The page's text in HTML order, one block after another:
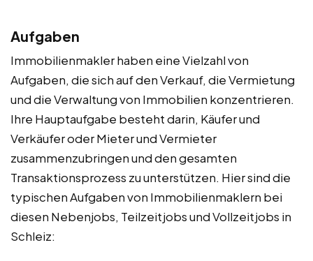
Aufgaben
Immobilienmakler haben eine Vielzahl von
Aufgaben, die sich auf den Verkauf, die Vermietung
und die Verwaltung von Immobilien konzentrieren.
Ihre Hauptaufgabe besteht darin, Käufer und
Verkäufer oder Mieter und Vermieter
zusammenzubringen und den gesamten
Transaktionsprozess zu unterstützen. Hier sind die
typischen Aufgaben von Immobilienmaklern bei
diesen Nebenjobs, Teilzeitjobs und Vollzeitjobs in
Schleiz: